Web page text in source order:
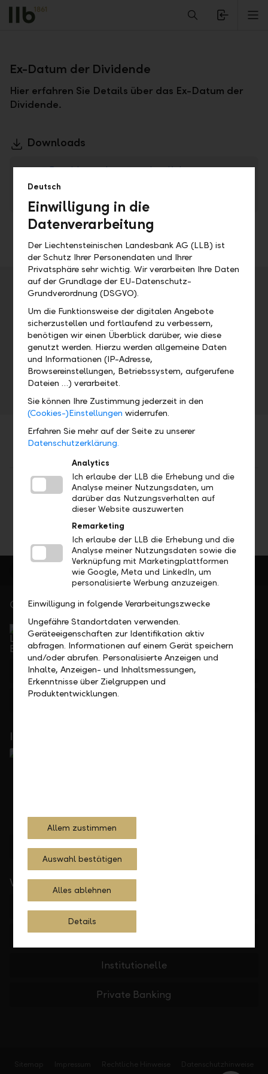
Alerts.Headline
Zurück
Ex-Datum der Dividende
Hier erfahren Sie Details über das Ex-Datum der
Dividende.
Downloads
2017 Beschlüsse der 25. ordentlichen
Generalversammlung der Liechtensteinischen
Landesbank AG
Veranstaltungsdetails
Adresse
Datum
Di, 16.05.2017
Uhrzeit
Teilen Drucken
Gerne für Sie da
Service Direkt
Telefonisch erreichbar von Montag bis Freitag, 08.00
bis 17.30 Uhr
+423 236 88 11
Feedback
In Ihrer Nähe
Standorte finden
Wichtige Links
Firmen
Institutionelle
Private Banking
Deutsch
Einwilligung in die
Datenverarbeitung
Der Liechtensteinischen Landesbank AG (LLB) ist
der Schutz Ihrer Personendaten und Ihrer
Privatsphäre sehr wichtig. Wir verarbeiten Ihre Daten
auf der Grundlage der EU-Datenschutz-
Grundverordnung (DSGVO).
Um die Funktionsweise der digitalen Angebote
sicherzustellen und fortlaufend zu verbessern,
benötigen wir einen Überblick darüber, wie diese
genutzt werden. Hierzu werden allgemeine Daten
und Informationen (IP-Adresse,
Browsereinstellungen, Betriebssystem, aufgerufene
Dateien …) verarbeitet.
Sie können Ihre Zustimmung jederzeit in den
(Cookies-)Einstellungen widerrufen.
Erfahren Sie mehr auf der Seite zu unserer
Datenschutzerklärung.
Analytics
Ich erlaube der LLB die Erhebung und die
Analyse meiner Nutzungsdaten, um
darüber das Nutzungsverhalten auf
dieser Website auszuwerten
Remarketing
Ich erlaube der LLB die Erhebung und die
Analyse meiner Nutzungsdaten sowie die
Verknüpfung mit Marketingplattformen
wie Google, Meta und LinkedIn, um
personalisierte Werbung anzuzeigen.
Einwilligung in folgende Verarbeitungszwecke
Ungefähre Standortdaten verwenden.
Geräteeigenschaften zur Identifikation aktiv
abfragen. Informationen auf einem Gerät speichern
und/oder abrufen. Personalisierte Anzeigen und
Inhalte, Anzeigen- und Inhaltsmessungen,
Erkenntnisse über Zielgruppen und
Produktentwicklungen.
Allem zustimmen
Auswahl bestätigen
Alles ablehnen
Details